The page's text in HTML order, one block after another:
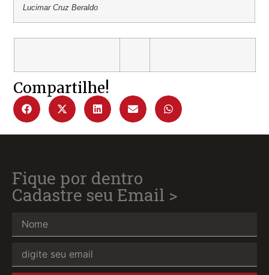
Lucimar Cruz Beraldo
Compartilhe!
Fique por dentro
Cadastre seu Email >